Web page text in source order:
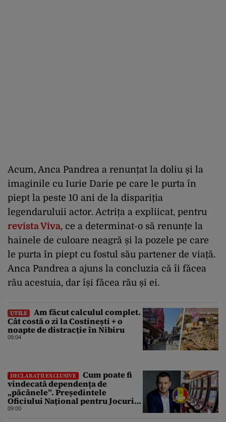
Acum, Anca Pandrea a renunțat la doliu și la
imaginile cu Iurie Darie pe care le purta în
piept la peste 10 ani de la dispariția
legendaruluii actor. Actrița a expliicat, pentru
revista Viva, ce a determinat-o să renunțe la
hainele de culoare neagră și la pozele pe care
le purta în piept cu fostul său partener de viață.
Anca Pandrea a ajuns la concluzia că îi făcea
rău acestuia, dar își făcea rău și ei.
UTILE
Am făcut calculul complet.
Cât costă o zi la Costinești + o
noapte de distracție în Nibiru
09:04
DECLARAȚII EXCLUSIVE
Cum poate fi
vindecată dependența de
„păcănele”. Președintele
Oficiului Național pentru Jocuri
de Noroc propune o ordonanță de
09:00